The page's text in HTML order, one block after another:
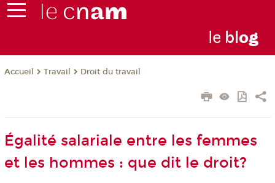
le blog
Accueil Travail Droit du travail
Égalité salariale entre les femmes
et les hommes : que dit le droit?